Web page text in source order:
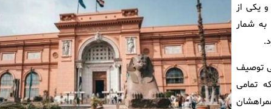
حدود ۶۰۰ گرم دارد و یکی از
گنجینه‌های کشف‌شده در مقبره فراعنه مصر در سال ۱۹۴۰ به شمار
توصیف
تمامی